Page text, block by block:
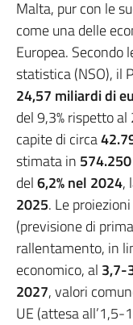
Malta, pur con le
come una delle
Europea. Secondo
statistica (NSO), il
24,57 miliardi di
del 9,3% rispetto
capite di circa
stimata in
del6,2% nel 2024,
2025. Le
(previsione di
rallentamento, in
economico, al 3,7-
2027, valori
UE (attesa all’1,5-